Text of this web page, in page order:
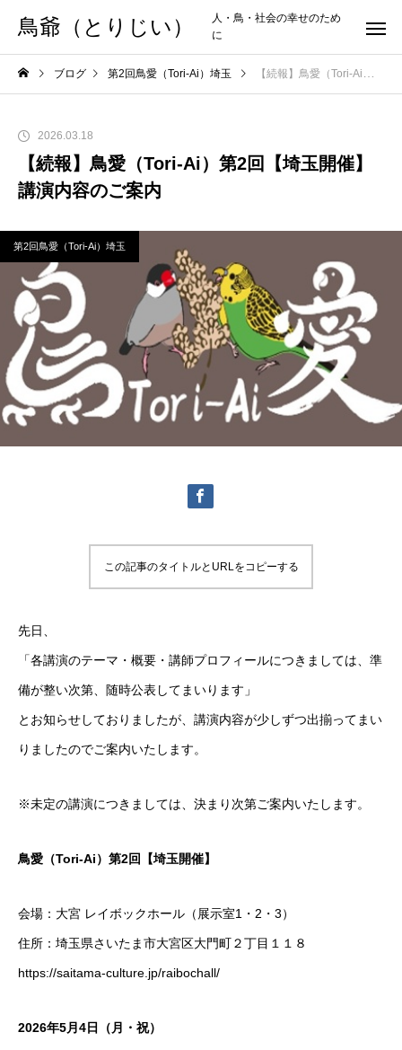
鳥爺（とりじい）
人・鳥・社会の幸せのため
に
ブログ 第2回鳥愛（Tori-Ai）埼玉 【続報】鳥愛（Tori-Ai）第2回【埼玉開催】講演内容のご案内
2026.03.18
【続報】鳥愛（Tori-Ai）第2回【埼玉開催】
講演内容のご案内
第2回鳥愛（Tori-Ai）埼玉
この記事のタイトルとURLをコピーする
先日、
「各講演のテーマ・概要・講師プロフィールにつきましては、準
備が整い次第、随時公表してまいります」
とお知らせしておりましたが、講演内容が少しずつ出揃ってまい
りましたのでご案内いたします。
※未定の講演につきましては、決まり次第ご案内いたします。
鳥愛（Tori-Ai）第2回【埼玉開催】
会場：大宮 レイボックホール（展示室1・2・3）
住所：埼玉県さいたま市大宮区大門町２丁目１１８
https://saitama-culture.jp/raibochall/
2026年5月4日（月・祝）